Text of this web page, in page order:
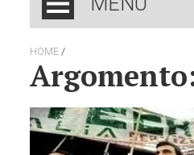
HOME /